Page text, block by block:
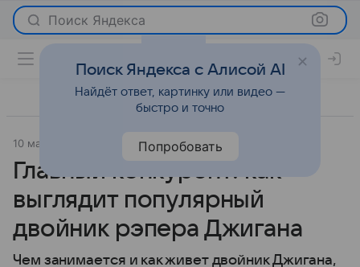
Поиск Яндекса
10 мая 2023 История успеха
Главный конкурент: как
выглядит популярный
двойник рэпера Джигана
Чем занимается и как живет двойник Джигана,
Поиск Яндекса с Алисой AI
Найдёт ответ, картинку или видео —
быстро и точно
Попробовать